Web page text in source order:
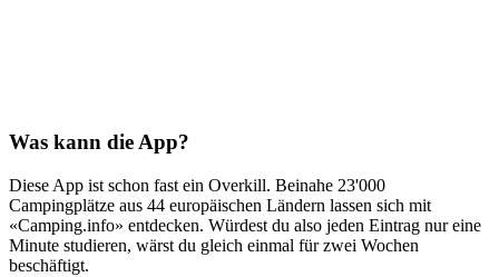
Was kann die App?
Diese App ist schon fast ein Overkill. Beinahe 23'000
Campingplätze aus 44 europäischen Ländern lassen sich mit
«Camping.info» entdecken. Würdest du also jeden Eintrag nur eine
Minute studieren, wärst du gleich einmal für zwei Wochen
beschäftigt.